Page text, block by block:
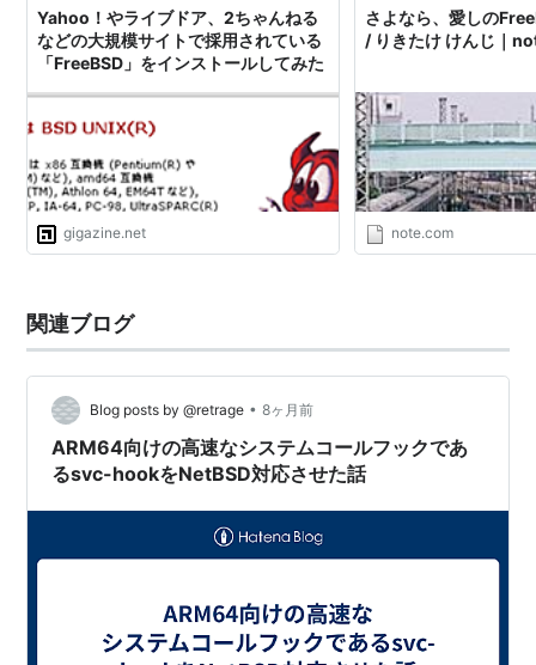
関連OS
NetBSD
→NetBSD
→OpenBSD
Mac OS X
Mac OS Xは、Machカーネルなどを中心とした
FreeBSD・
たOS。
FreeSBIE
Live CDとして起動する1CD版FreeBSD
PC-BSD
FreeBSDをベースとしてKDEデスクトップ環境をあ
らかじめ設定したOS
FreeBSD 4.8から分岐したOS。軽量カーネルスレッ
ドやNUMAへの最適化などによりマルチプロセッサ
Yahoo！やライブドア、2ちゃんねる
などの大規模サイトで採用されている
「FreeBSD」をインストールしてみた
gigazine.net
さよなら、愛しの
/ りきたけ けんじ｜
note.com
関連ブログ
Blog posts by @retrage • 8ヶ月前
ARM64向けの高速なシステムコールフックであ
るsvc-hookをNetBSD対応させた話